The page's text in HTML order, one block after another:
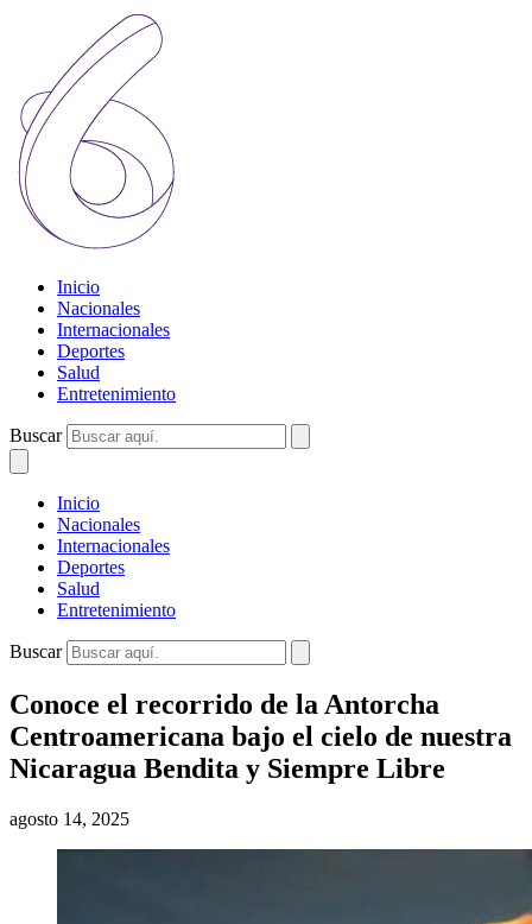
Inicio
Nacionales
Internacionales
Deportes
Salud
Entretenimiento
Buscar
Inicio
Nacionales
Internacionales
Deportes
Salud
Entretenimiento
Buscar
Conoce el recorrido de la Antorcha
Centroamericana bajo el cielo de nuestra
Nicaragua Bendita y Siempre Libre
agosto 14, 2025